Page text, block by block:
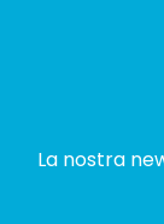
La nostra